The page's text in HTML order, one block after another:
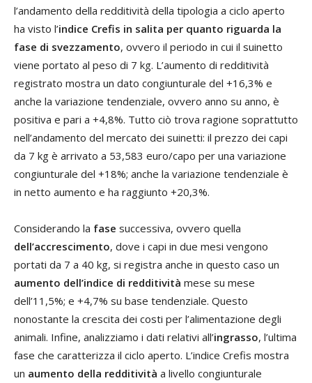
l’andamento della redditività della tipologia a ciclo aperto
ha visto l’indice Crefis in salita per quanto riguarda la
fase di svezzamento, ovvero il periodo in cui il suinetto
viene portato al peso di 7 kg. L’aumento di redditività
registrato mostra un dato congiunturale del +16,3% e
anche la variazione tendenziale, ovvero anno su anno, è
positiva e pari a +4,8%. Tutto ciò trova ragione soprattutto
nell’andamento del mercato dei suinetti: il prezzo dei capi
da 7 kg è arrivato a 53,583 euro/capo per una variazione
congiunturale del +18%; anche la variazione tendenziale è
in netto aumento e ha raggiunto +20,3%.
Considerando la fase successiva, ovvero quella
dell’accrescimento, dove i capi in due mesi vengono
portati da 7 a 40 kg, si registra anche in questo caso un
aumento dell’indice di redditività mese su mese
dell’11,5%; e +4,7% su base tendenziale. Questo
nonostante la crescita dei costi per l’alimentazione degli
animali. Infine, analizziamo i dati relativi all’ingrasso, l’ultima
fase che caratterizza il ciclo aperto. L’indice Crefis mostra
un aumento della redditività a livello congiunturale